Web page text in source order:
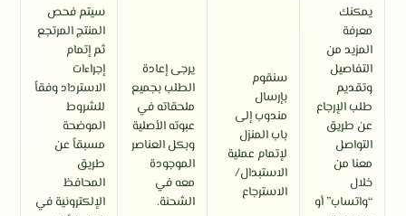
يمكنك
معرفة
المزيد من
التفاصيل
وتقديم
طلب الإرجاع
عن طريق
التواصل
معنا من
خلال
“واتساب” أو
سنقوم
بإرسال
مندوب إلى
باب المنزل
لإتمام عملية
الاستبدال/
الاسترجاع
يرجى إعادة
الطلب بجميع
ملحقاته في
عبوته الأصلية
وبكل العناصر
الموجودة
معه في
الشحنة.
سيتم فحص
المنتج المرتجع
ثم إتمام
إجراءات
الاسترداد وفقاً
للشروط
الموضحة
مسبقاً عن
طريق
المحافظ
الإلكترونية في